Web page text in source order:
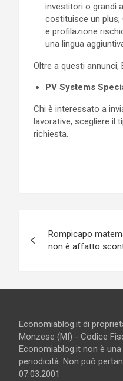
investitori o grandi
costituisce un plus;
e profilazione
una lingua
Oltre a questi
PV Systems
Chi è interessato a
lavorative, scegliere il
richiesta.
articoli
Rompicapo
non è affatto
Economiablog.it di
Monzese (MI) - Codice
Economiablog.it non è
periodicità. Non può
07.03.2001